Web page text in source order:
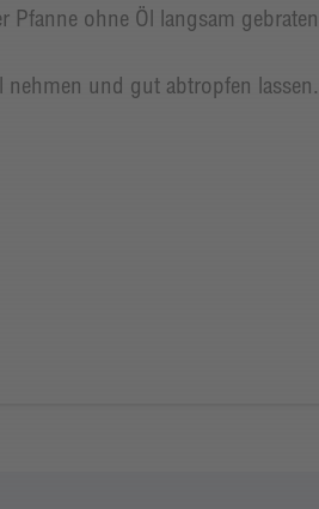
Pfanne ohne Öl langsam
nehmen und gut abtropfen